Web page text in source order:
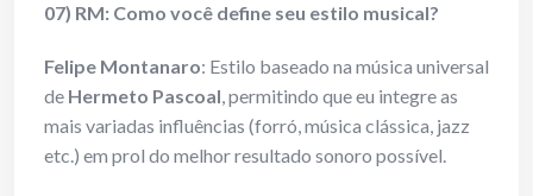
07) RM: Como você define seu estilo musical?
Felipe Montanaro: Estilo baseado na música universal
de Hermeto Pascoal, permitindo que eu integre as
mais variadas influências (forró, música clássica, jazz
etc.) em prol do melhor resultado sonoro possível.